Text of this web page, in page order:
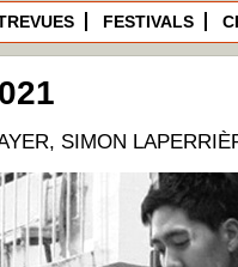
FESTIVALS
SIMON